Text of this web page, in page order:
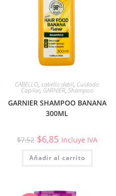
CABELLO,cabello debil, Cuidado
Capilar, GARNIER, Shampoo
GARNIER SHAMPOO BANANA
300ML
$7,52 $6,85 Incluye IVA
Añadir al carrito